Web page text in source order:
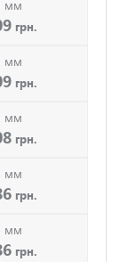
мм
грн.
мм
грн.
мм
грн.
мм
грн.
мм
грн.